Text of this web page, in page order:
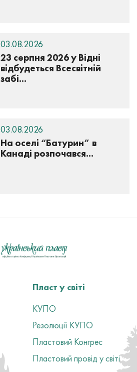
23 серпня 2026 у Відні
відбудеться Всесвітній
забі...
03.08.2026
На оселі “Батурин” в
Канаді розпочався...
03.08.2026
Пласт у світі
КУПО
Резолюції КУПО
Пластовий Конгрес
Пластовий провід у світі